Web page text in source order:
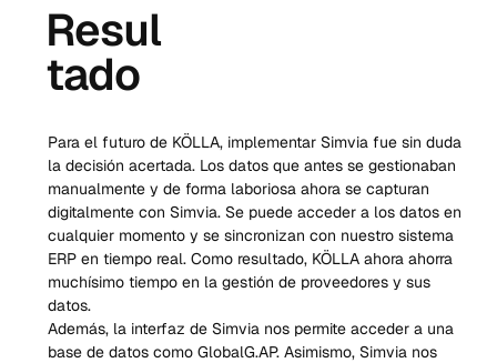
Resul
tado
Para el futuro de KÖLLA, implementar Simvia fue sin duda
la decisión acertada. Los datos que antes se gestionaban
manualmente y de forma laboriosa ahora se capturan
digitalmente con Simvia. Se puede acceder a los datos en
cualquier momento y se sincronizan con nuestro sistema
ERP en tiempo real. Como resultado, KÖLLA ahora ahorra
muchísimo tiempo en la gestión de proveedores y sus
datos.
Además, la interfaz de Simvia nos permite acceder a una
base de datos como GlobalG.AP. Asimismo, Simvia nos